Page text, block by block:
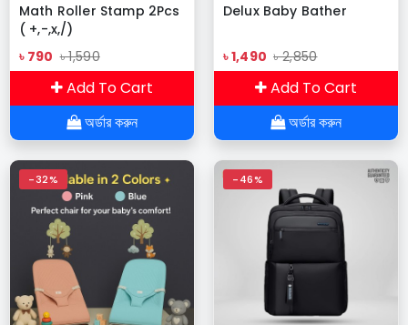
Math Roller Stamp 2Pcs
( +,-,x,/)
৳ 790 ৳ 1,590
Add To Cart
অর্ডার করুন
Delux Baby Bather
৳ 1,490 ৳ 2,850
Add To Cart
অর্ডার করুন
-32% -46%